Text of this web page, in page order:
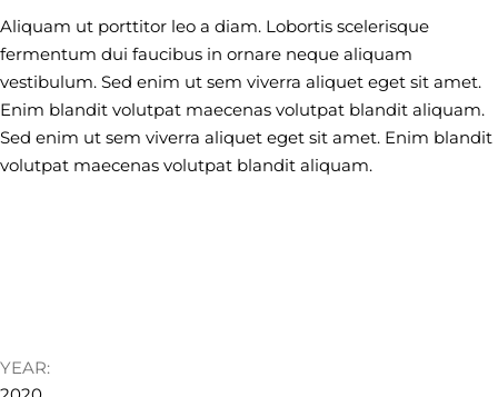
Aliquam ut porttitor leo a diam. Lobortis scelerisque
fermentum dui faucibus in ornare neque aliquam
vestibulum. Sed enim ut sem viverra aliquet eget sit amet.
Enim blandit volutpat maecenas volutpat blandit aliquam.
Sed enim ut sem viverra aliquet eget sit amet. Enim blandit
volutpat maecenas volutpat blandit aliquam.
YEAR: